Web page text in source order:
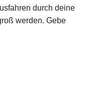
durch deine
werden. Gebe